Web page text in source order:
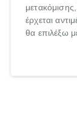
έρχεται
θα επιλέξω
ξεκινάς τις